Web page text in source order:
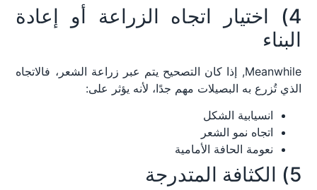
4) اختيار اتجاه الزراعة أو إعادة
البناء
Meanwhile, إذا كان التصحيح يتم عبر زراعة الشعر، فالاتجاه
الذي تُزرع به البصيلات مهم جدًا، لأنه يؤثر على:
انسيابية الشكل
اتجاه نمو الشعر
نعومة الحافة الأمامية
5) الكثافة المتدرجة